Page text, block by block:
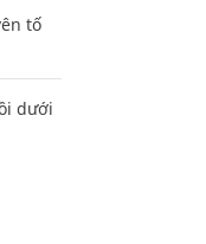
tố
dưới